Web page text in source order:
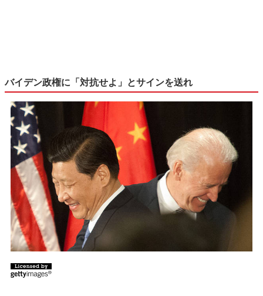
バイデン政権に「対抗せよ」とサインを送れ